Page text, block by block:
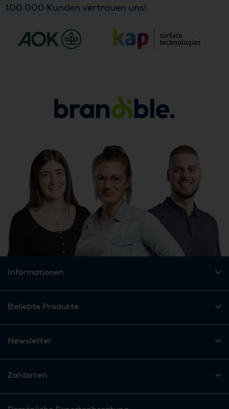
100.000 Kunden vertrauen uns!
Informationen
Beliebte Produkte
Newsletter
Zahlarten